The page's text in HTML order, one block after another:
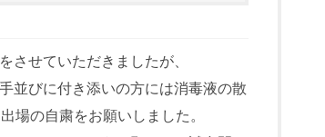
させていただきましたが、
並びに付き添いの方には消毒液の散
場の自粛をお願いしました。